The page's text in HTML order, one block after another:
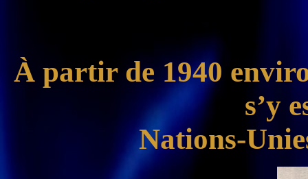
À partir de 1940
s’y
Nations-